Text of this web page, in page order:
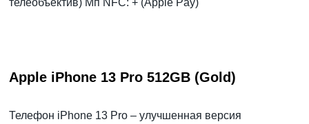
Apple iPhone 13 Pro 512GB (Gold)
Телефон iPhone 13 Pro – улучшенная версия